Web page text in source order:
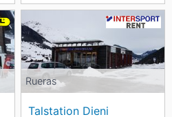
Rueras
Talstation Dieni